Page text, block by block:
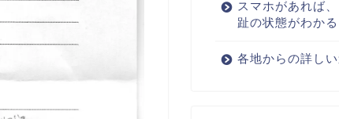
スマホがあれば
趾の状態がわかる
各地からの詳し